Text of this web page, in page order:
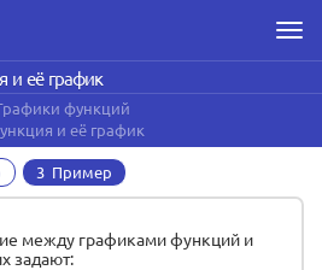
и её график
функций
и её график
3 Пример
между графиками функций и
задают: